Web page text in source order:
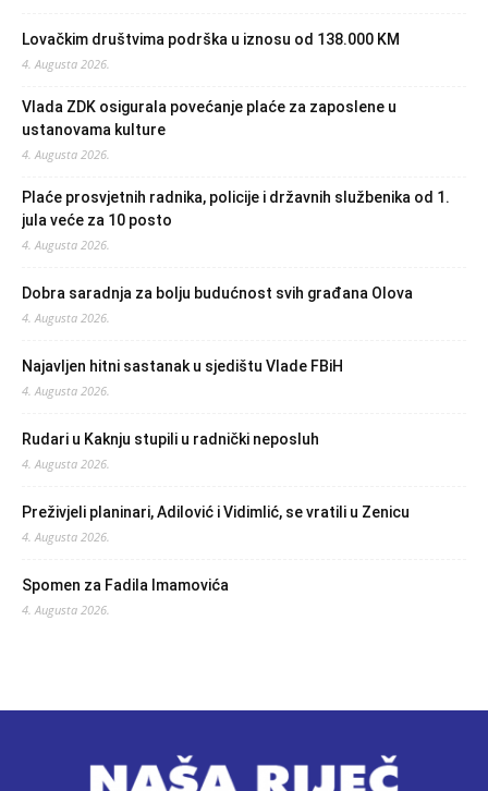
Lovačkim društvima podrška u iznosu od 138.000 KM
4. Augusta 2026.
Vlada ZDK osigurala povećanje plaće za zaposlene u
ustanovama kulture
4. Augusta 2026.
Plaće prosvjetnih radnika, policije i državnih službenika od 1.
jula veće za 10 posto
4. Augusta 2026.
Dobra saradnja za bolju budućnost svih građana Olova
4. Augusta 2026.
Najavljen hitni sastanak u sjedištu Vlade FBiH
4. Augusta 2026.
Rudari u Kaknju stupili u radnički neposluh
4. Augusta 2026.
Preživjeli planinari, Adilović i Vidimlić, se vratili u Zenicu
4. Augusta 2026.
Spomen za Fadila Imamovića
4. Augusta 2026.